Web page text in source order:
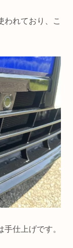
われており、こ
仕上げです。